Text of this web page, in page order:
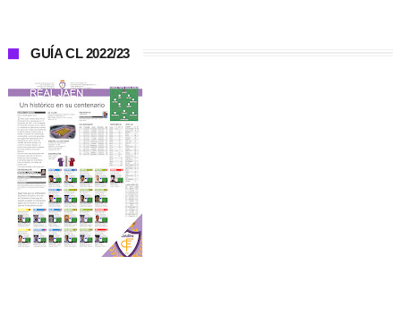
GUÍA CL 2022/23